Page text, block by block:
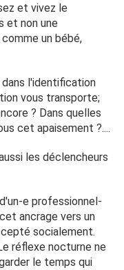
et vivez le
et non une
un bébé,
l'identification
vous transporte;
? Dans quelles
cet apaisement ?....
les déclencheurs
e professionnel-
ancrage vers un
socialement.
réflexe nocturne ne
le temps qui